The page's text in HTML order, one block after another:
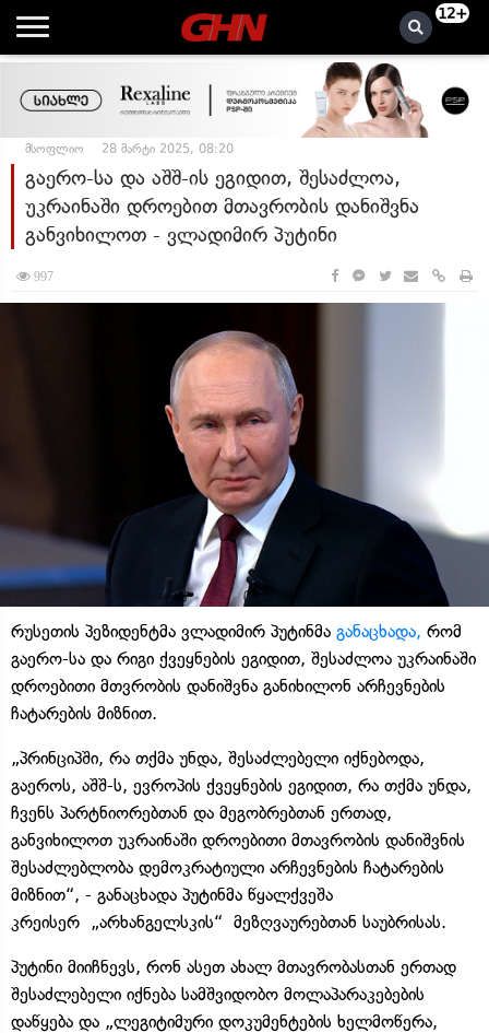
12+
მსოფლიო 28 მარტი 2025, 08:20
გაერო-სა და აშშ-ის ეგიდით, შესაძლოა,
უკრაინაში დროებით მთავრობის დანიშვნა
განვიხილოთ - ვლადიმირ პუტინი
997
რუსეთის პეზიდენტმა ვლადიმირ პუტინმა განაცხადა, რომ
გაერო-სა და რიგი ქვეყნების ეგიდით, შესაძლოა უკრაინაში
დროებითი მთვრობის დანიშვნა განიხილონ არჩევნების
ჩატარების მიზნით.
„პრინციპში, რა თქმა უნდა, შესაძლებელი იქნებოდა,
გაეროს, აშშ-ს, ევროპის ქვეყნების ეგიდით, რა თქმა უნდა,
ჩვენს პარტნიორებთან და მეგობრებთან ერთად,
განვიხილოთ უკრაინაში დროებითი მთავრობის დანიშვნის
შესაძლებლობა დემოკრატიული არჩევნების ჩატარების
მიზნით“, - განაცხადა პუტინმა წყალქვეშა
კრეისერ „არხანგელსკის“ მეზღვაურებთან საუბრისას.
პუტინი მიიჩნევს, რონ ასეთ ახალ მთავრობასთან ერთად
შესაძლებელი იქნება სამშვიდობო მოლაპარაკებების
დაწყება და „ლეგიტიმური დოკუმენტების ხელმოწერა,